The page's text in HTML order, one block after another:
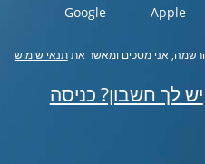
Apple
Google
אני מסכים ומאשר אתתנאי שימוש
יש לך חשבון? כניסה